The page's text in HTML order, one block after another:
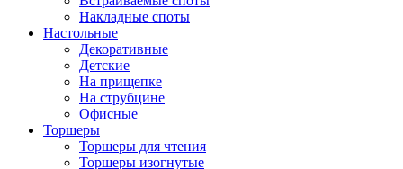
Накладные споты
Настольные
Декоративные
Детские
На прищепке
На струбцине
Офисные
Торшеры
Торшеры для чтения
Торшеры изогнутые